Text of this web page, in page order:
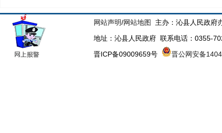
网站声明/网站地图
主办：沁县人民政府
地址：沁县人民政府 联系电话：0355-
晋ICP备09009659号
晋公网安备